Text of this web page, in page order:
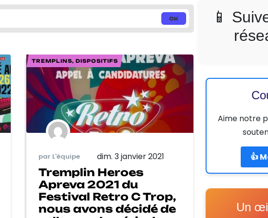
TREMPLINS, DISPOSITIFS
par L'équipe dim. 3 janvier 2021
Tremplin Heroes
Apreva 2021 du
Festival Retro C Trop,
nous avons décidé de
📱
Aime notre
👍
Un